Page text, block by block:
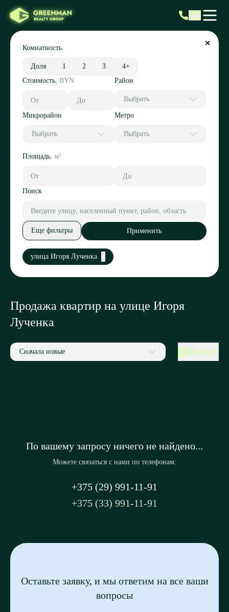
Комнатность
Доля 1 2 3
4+
Стоимость, BYN Район
Выбрать
Микрорайон
Выбрать
Метро
Выбрать
Площадь, м²
Поиск
Еще фильтры Применить
улица Игоря Лученка
Продажа квартир на улице Игоря
Лученка
Сначала новые На карте
По вашему запросу ничего не найдено...
Можете связаться с нами по телефонам:
+375 (29) 991-11-91
+375 (33) 991-11-91
Оставьте заявку, и мы ответим на все ваши
вопросы